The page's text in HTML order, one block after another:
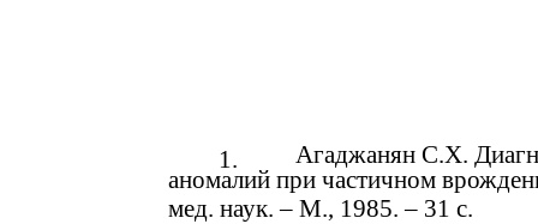
1.
Агаджанян С.Х.
аномалий при частичном
мед. наук. – М., 1985. – 31 с.